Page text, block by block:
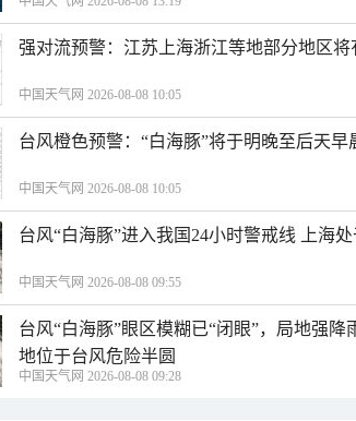
强对流预警：江苏上海浙江等地部分地区将
中国天气网 2026-08-08 10:05
台风橙色预警：“白海豚”将于明晚至后天早
中国天气网 2026-08-08 10:05
台风“白海豚”进入我国24小时警戒线 上海
中国天气网 2026-08-08 09:55
台风“白海豚”眼区模糊已“闭眼”，局地强
地位于台风危险半圆
中国天气网 2026-08-08 09:28